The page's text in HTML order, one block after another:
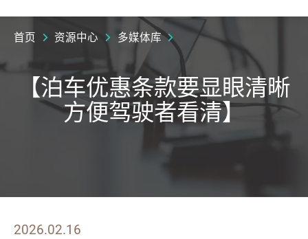
首页 资源中心 多媒体库
【泊车优惠条款要显眼清晰
方便驾驶者看清】
2026.02.16